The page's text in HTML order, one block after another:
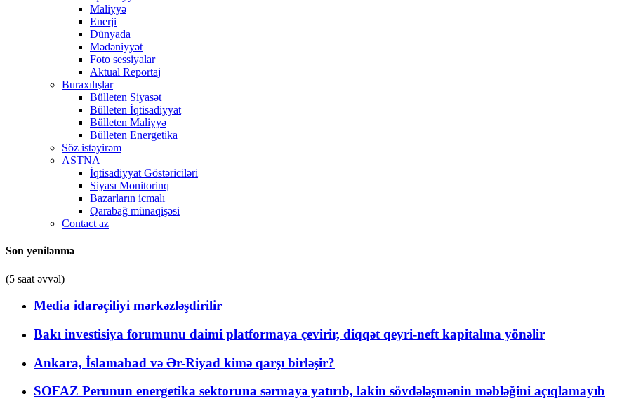
Maliyyə
Enerji
Dünyada
Mədəniyyət
Foto sessiyalar
Aktual Reportaj
Buraxılışlar
Bülleten Siyasət
Bülleten İqtisadiyyat
Bülleten Maliyyə
Bülleten Energetika
Söz istəyirəm
ASTNA
İqtisadiyyat Göstəriciləri
Siyası Monitorinq
Bazarların icmalı
Qarabağ münaqişəsi
Contact az
Son yenilənmə
(5 saat əvvəl)
Media idarəçiliyi mərkəzləşdirilir
Bakı investisiya forumunu daimi platformaya çevirir, diqqət qeyri-neft kapitalına yönəlir
Ankara, İslamabad və Ər-Riyad kimə qarşı birləşir?
SOFAZ Perunun energetika sektoruna sərmayə yatırıb, lakin sövdələşmənin məbləğini açıqlamayıb